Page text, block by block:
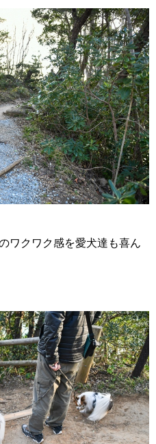
ワクワク感を愛犬達も喜ん